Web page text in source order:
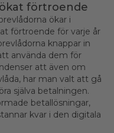
förtroende
ökar i
förtroende för varje år
knappar in
använda dem för
att även om
har man valt att gå
själva betalningen.
betallösningar,
kvar i den digitala